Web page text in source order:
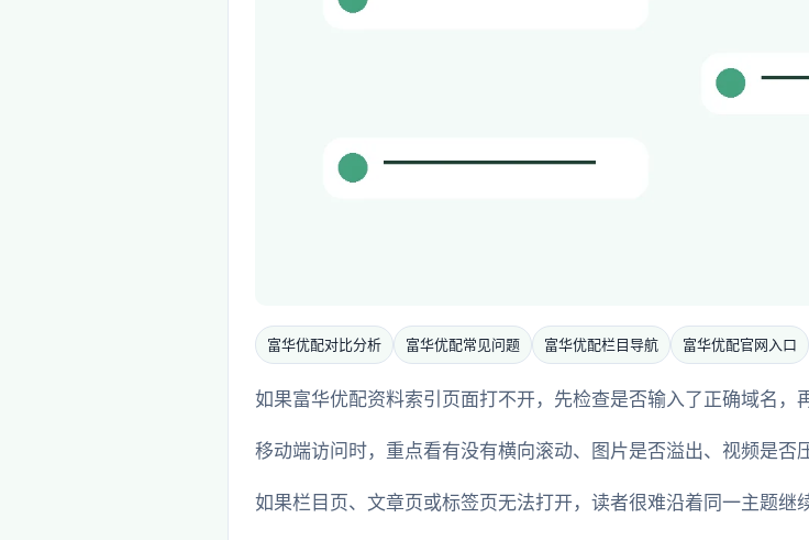
富华优配对比分析 富华优配常见问题 富华优配栏目导航 富华优配官网入口
如果富华优配资料索引页面打不开，先检查是否输入了正确域名，
移动端访问时，重点看有没有横向滚动、图片是否溢出、视频是否
如果栏目页、文章页或标签页无法打开，读者很难沿着同一主题继